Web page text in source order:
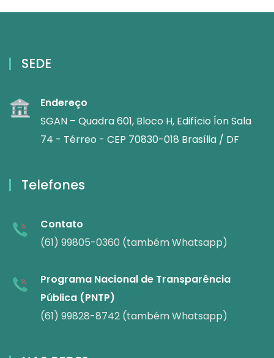
SEDE
Endereço
SGAN – Quadra 601, Bloco H, Edifício Íon Sala
74 - Térreo - CEP 70830-018 Brasília / DF
Telefones
Contato
(61) 99805-0360 (também Whatsapp)
Programa Nacional de Transparência
Pública (PNTP)
(61) 99828-8742 (também Whatsapp)